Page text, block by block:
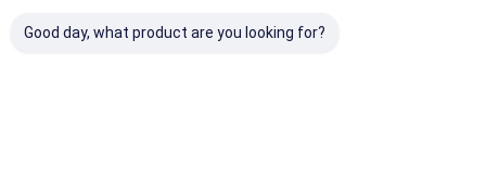
Good day, what product are you looking for?